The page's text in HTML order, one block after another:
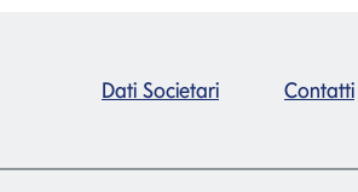
Dati Societari Contatti